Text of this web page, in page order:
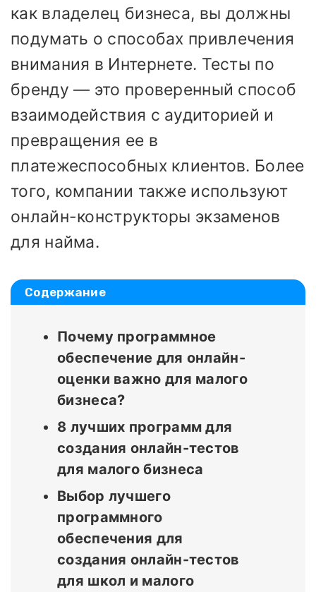
как владелец бизнеса, вы должны
подумать о способах привлечения
внимания в Интернете. Тесты по
бренду — это проверенный способ
взаимодействия с аудиторией и
превращения ее в
платежеспособных клиентов. Более
того, компании также используют
онлайн-конструкторы экзаменов
для найма.
Содержание
Почему программное
обеспечение для онлайн-
оценки важно для малого
бизнеса?
8 лучших программ для
создания онлайн-тестов
для малого бизнеса
Выбор лучшего
программного
обеспечения для
создания онлайн-тестов
для школ и малого